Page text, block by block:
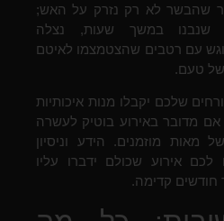
שהבשר לא רק נזרק על האש;
שנבנו במשך שעות, נצלה
עם רטבים שהצטמצמו לאיטם
של טעם.
שלכם יקבלו מנות איכותיות
אם מדובר באירוע בוטיק לעשרה
מאות מוזמנים. הידע וניסיון
אירוע שכולם ידברו עליו
חודשים קדימה.